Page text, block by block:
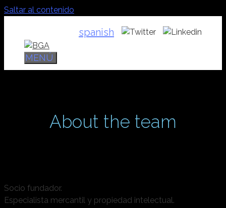
Saltar al contenido
spanish
MENÚ
About the team
Socio fundador.
Especialista mercantil y propiedad intelectual.